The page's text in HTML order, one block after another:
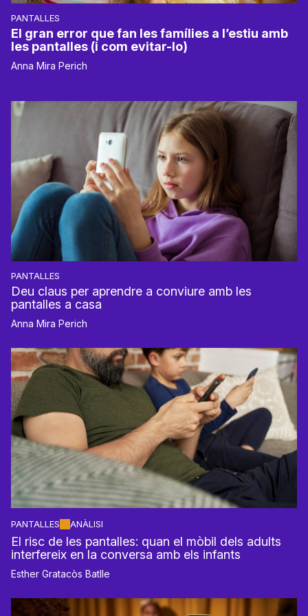
PANTALLES
El gran error que fan les famílies a l’estiu amb
les pantalles (i com evitar-lo)
Anna Mira Perich
PANTALLES
Deu claus per aprendre a conviure amb les
pantalles a casa
Anna Mira Perich
PANTALLES ANÀLISI
El risc de les pantalles: quan el mòbil dels adults
interfereix en la conversa amb els infants
Esther Gratacòs Batlle